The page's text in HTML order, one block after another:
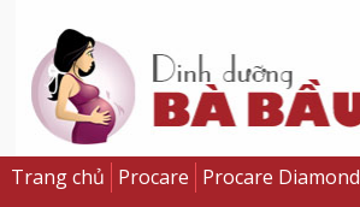
Trang chủ Procare Procare Diamond